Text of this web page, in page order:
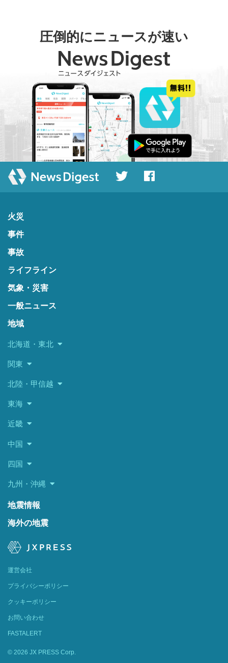
圧倒的にニュースが速い
火災
事件
事故
ライフライン
気象・災害
一般ニュース
地域
北海道・東北
関東
北陸・甲信越
東海
近畿
中国
四国
九州・沖縄
地震情報
海外の地震
運営会社
プライバシーポリシー
クッキーポリシー
お問い合わせ
FASTALERT
© 2026 JX PRESS Corp.